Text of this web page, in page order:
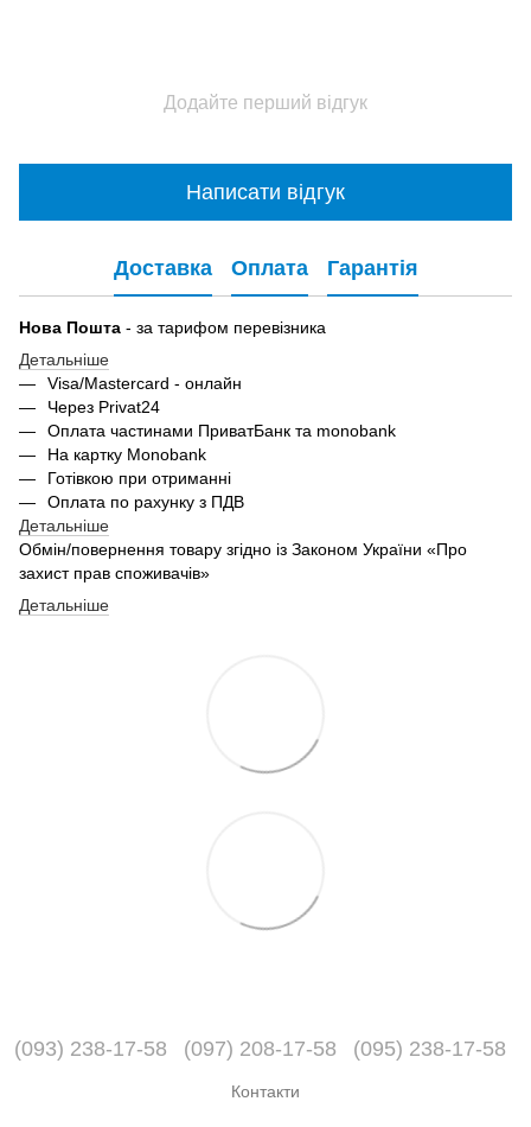
Додайте перший відгук
Написати відгук
Доставка Оплата Гарантія
Нова Пошта - за тарифом перевізника
Детальніше
Visa/Mastercard - онлайн
Через Privat24
Оплата частинами ПриватБанк та monobank
На картку Monobank
Готівкою при отриманні
Оплата по рахунку з ПДВ
Детальніше
Обмін/повернення товару згідно із Законом України «Про
захист прав споживачів»
Детальніше
(093) 238-17-58 (097) 208-17-58 (095) 238-17-58
Контакти